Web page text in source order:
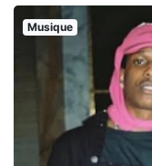
Musique